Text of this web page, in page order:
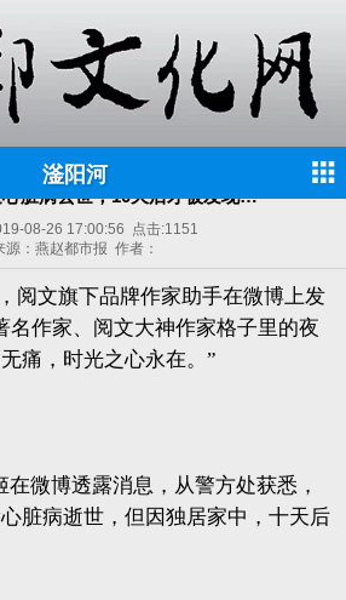
滏阳河
脏病去世，10天后才被发现…
08-26 17:00:56 点击:1151
源：燕赵都市报 作者：
，阅文旗下品牌作家助手在微博上发
名作家、阅文大神作家格子里的夜
痛，时光之心永在。”
在微博透露消息，从警方处获悉，
脏病逝世，但因独居家中，十天后